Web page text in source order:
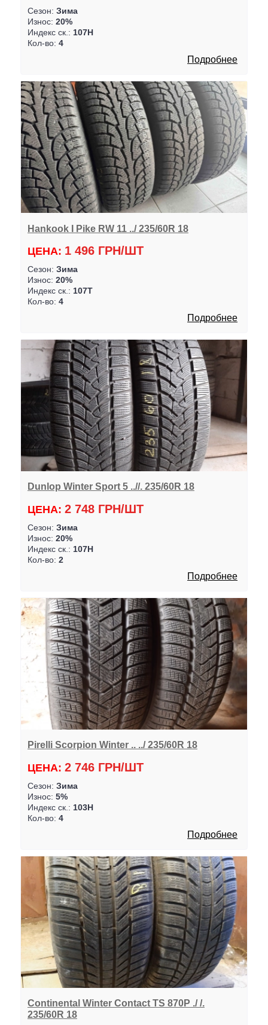
Сезон: Зима
Износ: 20%
Индекс ск.: 107H
Кол-во: 4
Подробнее
Hankook I Pike RW 11 ../ 235/60R 18
ЦЕНА: 1 496 ГРН/ШТ
Сезон: Зима
Износ: 20%
Индекс ск.: 107T
Кол-во: 4
Подробнее
Dunlop Winter Sport 5 ..//. 235/60R 18
ЦЕНА: 2 748 ГРН/ШТ
Сезон: Зима
Износ: 20%
Индекс ск.: 107H
Кол-во: 2
Подробнее
Pirelli Scorpion Winter .. ../ 235/60R 18
ЦЕНА: 2 746 ГРН/ШТ
Сезон: Зима
Износ: 5%
Индекс ск.: 103H
Кол-во: 4
Подробнее
Continental Winter Contact TS 870P ./ /.
235/60R 18